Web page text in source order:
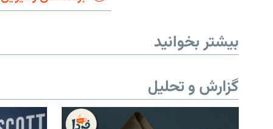
بیشتر بخوانید
گزارش و تحلیل